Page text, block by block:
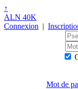
↑
ALN 40K
Connexion |
Mot de